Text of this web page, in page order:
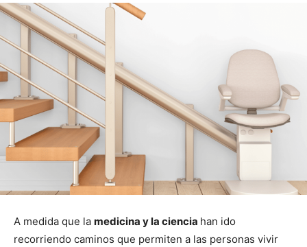
A medida que la medicina y la ciencia han ido
recorriendo caminos que permiten a las personas vivir